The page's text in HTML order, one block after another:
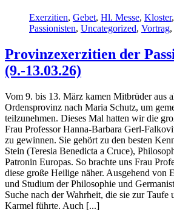
Exerzitien, Gebet, Hl. Messe, Kloster,
Passionisten, Uncategorized, Vortrag,
Provinzexerzitien der
(9.-13.03.26)
Vom 9. bis 13. März kamen Mitbrüder aus
Ordensprovinz nach Maria Schutz, um
teilzunehmen. Dieses Mal hatten wir die
Frau Professor Hanna-Barbara Gerl-
zu gewinnen. Sie gehört zu den besten
Stein (Teresia Benedicta a Cruce),
Patronin Europas. So brachte uns Frau
diese große Heilige näher. Ausgehend von
und Studium der Philosophie und
Suche nach der Wahrheit, die sie zur Taufe
Karmel führte. Auch [...]